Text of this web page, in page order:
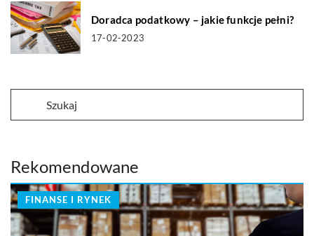
Doradca podatkowy – jakie funkcje pełni?
17-02-2023
Rekomendowane
FINANSE I RYNEK